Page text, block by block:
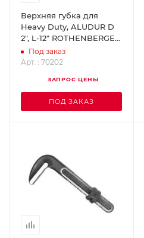
Верхняя губка для
Heavy Duty, ALUDUR D
2", L-12" ROTHENBERGER
70202
Под заказ
Арт. : 70202
ЗАПРОС ЦЕНЫ
ПОД ЗАКАЗ